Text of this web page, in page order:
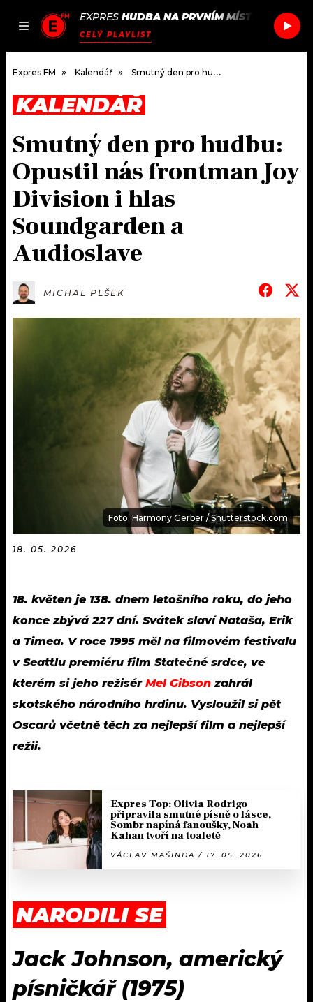
JAK
SEZNAM.CZ
EXPRES HUDBA NA PRVNÍM MÍSTĚ
CELÝ PLAYLIST
DOMŮ
ČLÁNKY
AKTUÁLNĚ
HUDBA
ROZHOVORY
#NEBUDUDOMA
KALENDÁŘ
PODCASTY
JAK NALADIT
RÁDIO
APLIKACE
SOUTĚŽE
Expres FM Kalendář Smutný den pro hudbu: Opustil nás frontman Joy Division i hlas Soundgarden a Audioslave
KALENDÁŘ
Smutný den pro hudbu:
Opustil nás frontman Joy
Division i hlas
Soundgarden a
Audioslave
MICHAL PLŠEK
Foto: Harmony Gerber / Shutterstock.com
18. 05. 2026
18. květen je 138. dnem letošního roku, do jeho
konce zbývá 227 dní. Svátek slaví Nataša, Erik
a Timea. V roce 1995 měl na filmovém festivalu
v Seattlu premiéru film Statečné srdce, ve
kterém si jeho režisér Mel Gibson zahrál
skotského národního hrdinu. Vysloužil si pět
Oscarů včetně těch za nejlepší film a nejlepší
režii.
Expres Top: Olivia Rodrigo
připravila smutné písně o lásce,
Sombr napíná fanoušky, Noah
Kahan tvoří na toaletě
VÁCLAV MAŠINDA / 17. 05. 2026
NARODILI SE
Jack Johnson, americký
písničkář (1975)